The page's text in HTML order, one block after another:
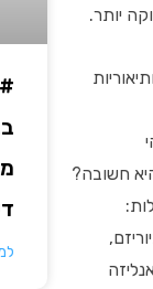
יותר.
חשובה?